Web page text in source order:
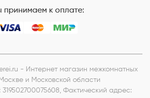
принимаем к оплате:
- Интернет магазин межкомнатных
и Московской области
Фактический адрес: